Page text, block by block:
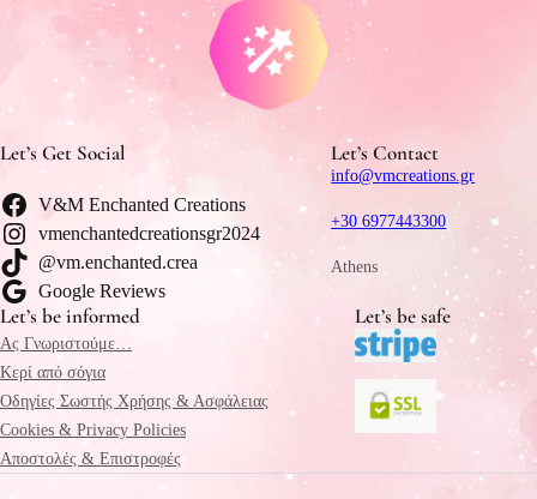
Let’s Get Social
V&M Enchanted Creations
vmenchantedcreationsgr2024
@vm.enchanted.crea
Google Reviews
Let’s Contact
info@vmcreations.gr
+30 6977443300
Athens
Let’s be informed
Ας Γνωριστούμε…
Κερί από σόγια
Οδηγίες Σωστής Χρήσης & Ασφάλειας
Cookies & Privacy Policies
Αποστολές & Επιστροφές
Let’s be safe